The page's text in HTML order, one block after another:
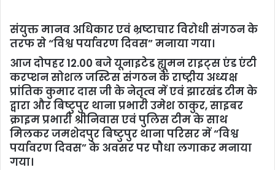
संयुक्त मानव अधिकार एवं भ्रष्टाचार विरोधी संगठन के
तरफ से “विश्व पर्यावरण दिवस” मनाया गया।
आज दोपहर 12.00 बजे यूनाइटेड ह्यूमन राइट्स एंड एंटी
करप्शन सोशल जस्टिस संगठन के राष्ट्रीय अध्यक्ष
प्रांतिक कुमार दास जी के नेतृत्व में एवं झारखंड टीम के
द्वारा और बिष्टुपुर थाना प्रभारी उमेश ठाकुर, साइबर
क्राइम प्रभारी श्रीनिवास एवं पुलिस टीम के साथ
मिलकर जमशेदपुर बिष्टुपुर थाना परिसर में “विश्व
पर्यावरण दिवस” के अवसर पर पौधा लगाकर मनाया
गया।